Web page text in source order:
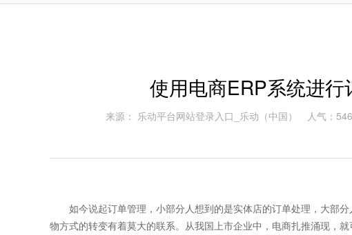
使用电商ERP系统进
来源： 乐动平台网站登录入口_乐动（中国） 人气：
如今说起订单管理，小部分人想到的是实体店的订单处理，大部
物方式的转变有着莫大的联系。从我国上市企业中，电商扎推涌现，